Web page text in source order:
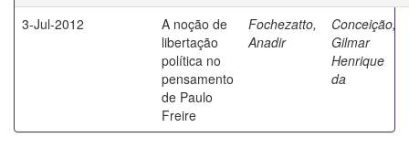
3-Jul-2012
A noção de
libertação
política no
pensamento
de Paulo
Freire
Fochezatto,
Anadir
Conceição,
Gilmar
Henrique
da